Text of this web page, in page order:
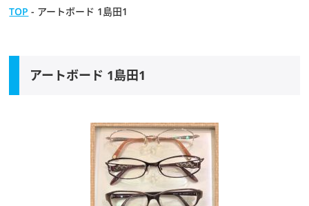
メガネドラッグについて
TOP - アートボード 1島田1
アートボード 1島田1